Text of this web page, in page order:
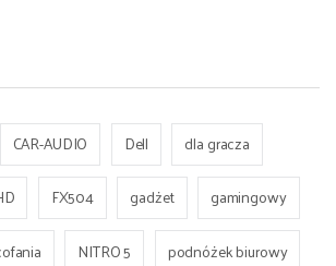
CAR-AUDIO Dell
dla gracza
FX504 gadżet
gamingowy
NITRO 5
podnóżek biurowy